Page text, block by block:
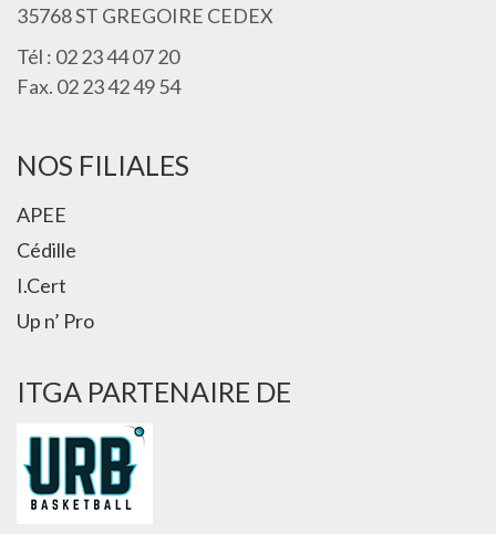
35768 ST GREGOIRE CEDEX
Tél : 02 23 44 07 20
Fax. 02 23 42 49 54
NOS FILIALES
APEE
Cédille
I.Cert
Up n’ Pro
ITGA PARTENAIRE DE